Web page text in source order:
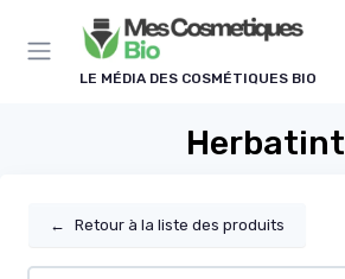
LE MÉDIA DES COSMÉTIQUES BIO
Herbatint
← Retour à la liste des produits
Panneau de gestion des cookies